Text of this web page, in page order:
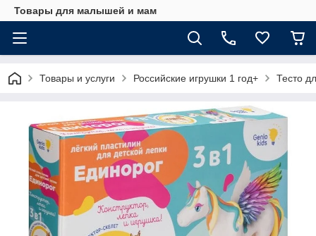
Товары для малышей и мам
Товары и услуги Российские игрушки 1 год+ Тесто